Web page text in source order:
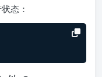
态：